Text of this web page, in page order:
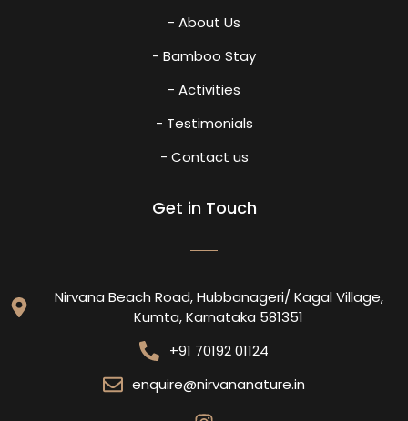
- About Us
- Bamboo Stay
- Activities
- Testimonials
- Contact us
Get in Touch
Nirvana Beach Road, Hubbanageri/ Kagal Village,
Kumta, Karnataka 581351
+91 70192 01124
enquire@nirvananature.in